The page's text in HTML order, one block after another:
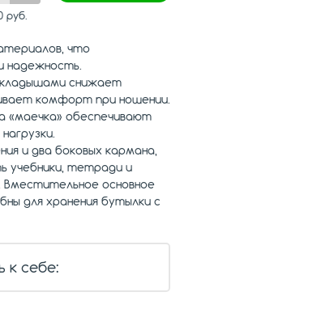
руб.
что
надежность.
снижает
комфорт при ношении.
«маечка» обеспечивают
и два боковых кармана,
учебники, тетради и
основное
для хранения бутылки с
к себе: